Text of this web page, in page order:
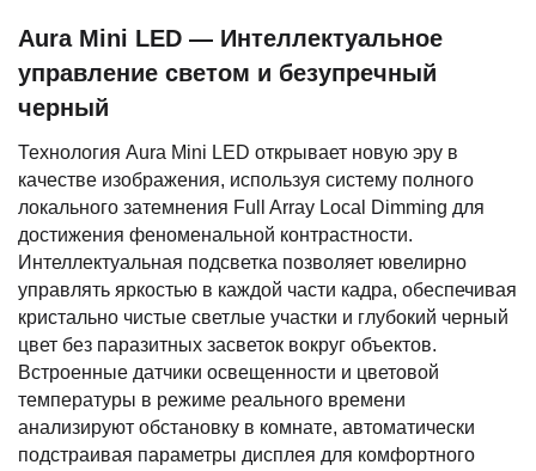
Aura Mini LED — Интеллектуальное
управление светом и безупречный
черный
Технология Aura Mini LED открывает новую эру в
качестве изображения, используя систему полного
локального затемнения Full Array Local Dimming для
достижения феноменальной контрастности.
Интеллектуальная подсветка позволяет ювелирно
управлять яркостью в каждой части кадра, обеспечивая
кристально чистые светлые участки и глубокий черный
цвет без паразитных засветок вокруг объектов.
Встроенные датчики освещенности и цветовой
температуры в режиме реального времени
анализируют обстановку в комнате, автоматически
подстраивая параметры дисплея для комфортного